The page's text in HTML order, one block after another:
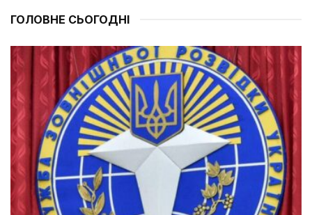
ГОЛОВНЕ СЬОГОДНІ